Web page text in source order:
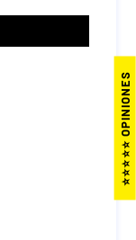
⭐⭐⭐⭐⭐ OPINIONES